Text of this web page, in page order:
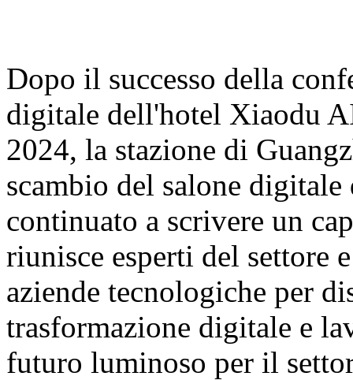
Dopo il successo della
digitale dell'hotel Xiaodu
2024, la stazione di
scambio del salone
continuato a scrivere un
riunisce esperti del settore
aziende tecnologiche per
trasformazione digitale e
futuro luminoso per il